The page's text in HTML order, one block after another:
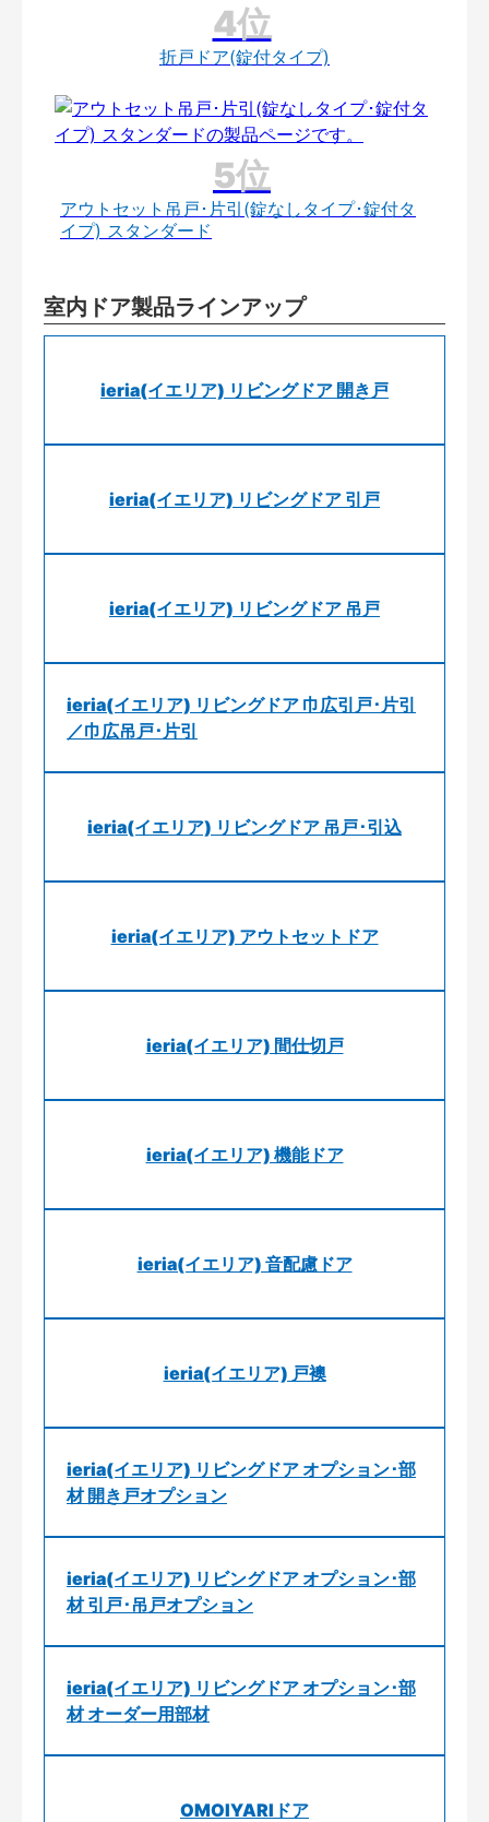
折戸ドア(錠付タイプ)
アウトセット吊戸･片引(錠なしタイプ･錠付タ
イプ) スタンダード
室内ドア製品ラインアップ
ieria(イエリア) リビングドア 開き戸
ieria(イエリア) リビングドア 引戸
ieria(イエリア) リビングドア 吊戸
ieria(イエリア) リビングドア 巾広引戸･片引
／巾広吊戸･片引
ieria(イエリア) リビングドア 吊戸･引込
ieria(イエリア) アウトセットドア
ieria(イエリア) 間仕切戸
ieria(イエリア) 機能ドア
ieria(イエリア) 音配慮ドア
ieria(イエリア) 戸襖
ieria(イエリア) リビングドア オプション･部
材 開き戸オプション
ieria(イエリア) リビングドア オプション･部
材 引戸･吊戸オプション
ieria(イエリア) リビングドア オプション･部
材 オーダー用部材
OMOIYARIドア